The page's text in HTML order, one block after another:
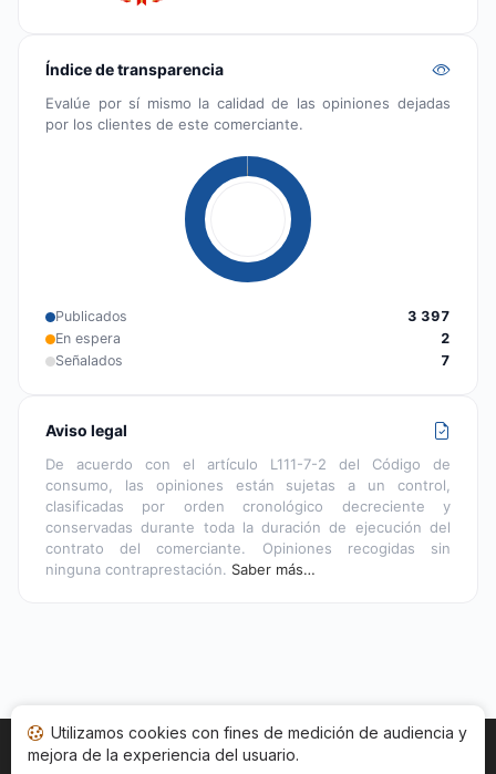
Índice de transparencia
Evalúe por sí mismo la calidad de las opiniones dejadas
por los clientes de este comerciante.
Publicados
3 397
En espera
2
Señalados
7
Aviso legal
De acuerdo con el artículo L111-7-2 del Código de
consumo, las opiniones están sujetas a un control,
clasificadas por orden cronológico decreciente y
conservadas durante toda la duración de ejecución del
contrato del comerciante. Opiniones recogidas sin
ninguna contraprestación. Saber más…
Inicio Estado opiniones Categorías
Utilizamos cookies con fines de medición de audiencia y
mejora de la experiencia del usuario.